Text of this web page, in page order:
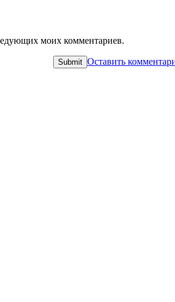
моих комментариев.
Оставить